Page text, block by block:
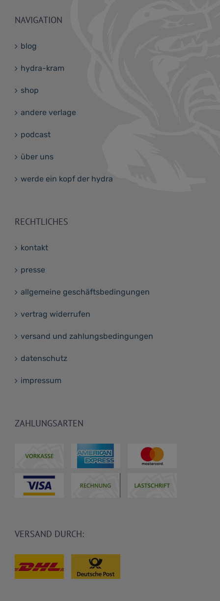
NAVIGATION
blog
hydra-kram
shop
andere verlage
podcast
über uns
werde ein kopf der hydra
RECHTLICHES
kontakt
presse
allgemeine geschäftsbedingungen
vertrag widerrufen
versand und zahlungsbedingungen
datenschutz
impressum
ZAHLUNGSARTEN
VERSAND DURCH: